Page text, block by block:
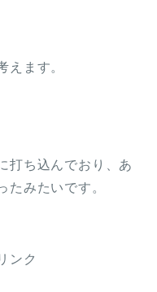
えます。
打ち込んでおり、あ
たみたいです。
ンク